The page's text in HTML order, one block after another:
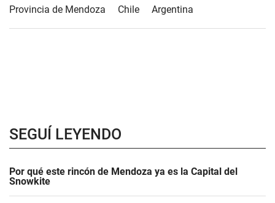
Provincia de Mendoza
Chile Argentina
SEGUÍ LEYENDO
Por qué este rincón de Mendoza ya es la Capital del
Snowkite